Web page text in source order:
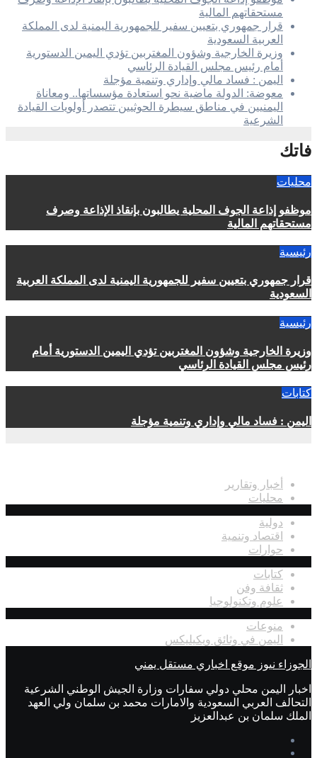
مستحقاتهم المالية
قرار جمهوري بتعيين سفير للجمهورية اليمنية لدى المملكة
العربية السعودية
وزيرة الخارجية وشؤون المغتربين تؤدي اليمين الدستورية
أمام رئيس مجلس القيادة الرئاسي
اليمن : فساد مالي وإداري وتنمية مؤجلة
معوضة: الدولة ماضية نحو استعادة مؤسساتها.. ومعاناة
اليمنيين في مناطق سيطرة الحوثيين تتصدر أولويات القيادة
الشرعية
فاتك
محليات
موظفو إذاعة الجوف المحلية يطالبون بإنقاذ الإذاعة وصرف
مستحقاتهم المالية
رئيسية
قرار جمهوري بتعيين سفير للجمهورية اليمنية لدى المملكة العربية
السعودية
رئيسية
وزيرة الخارجية وشؤون المغتربين تؤدي اليمين الدستورية أمام
رئيس مجلس القيادة الرئاسي
كتابات
اليمن : فساد مالي وإداري وتنمية مؤجلة
أخبار وتقارير
محليات
دولية
اقتصاد وتنمية
حوارات
كتابات
ثقافة وفن
علوم وتكنولوجيا
منوعات
اليمن في وثائق ويكيليكس
الجوزاء نيوز موقع اخباري مستقل يمني
اخبار اليمن محلي دولي سفارات وزارة الجيش الوطني الشرعية
التحالف العربي السعودية والامارات محمد بن سلمان ولي العهد
الملك سلمان بن عبدالعزيز